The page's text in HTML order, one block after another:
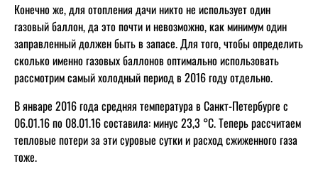
Конечно же, для отопления дачи никто не использует один
газовый баллон, да это почти и невозможно, как минимум один
заправленный должен быть в запасе. Для того, чтобы определить
сколько именно газовых баллонов оптимально использовать
рассмотрим самый холодный период в 2016 году отдельно.
В январе 2016 года средняя температура в Санкт-Петербурге с
06.01.16 по 08.01.16 составила: минус 23,3 °С. Теперь рассчитаем
тепловые потери за эти суровые сутки и расход сжиженного газа
тоже.